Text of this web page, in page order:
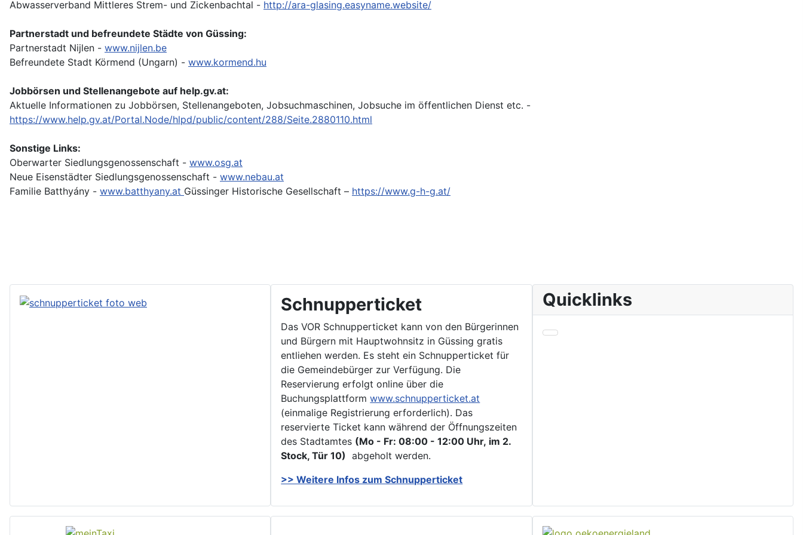
Abwasserverband Mittleres Strem- und Zickenbachtal - http://ara-glasing.easyname.website/
Partnerstadt und befreundete Städte von Güssing:
Partnerstadt Nijlen - www.nijlen.be
Befreundete Stadt Körmend (Ungarn) - www.kormend.hu
Jobbörsen und Stellenangebote auf help.gv.at:
Aktuelle Informationen zu Jobbörsen, Stellenangeboten, Jobsuchmaschinen, Jobsuche im öffentlichen Dienst etc. -
https://www.help.gv.at/Portal.Node/hlpd/public/content/288/Seite.2880110.html
Sonstige Links:
Oberwarter Siedlungsgenossenschaft - www.osg.at
Neue Eisenstädter Siedlungsgenossenschaft - www.nebau.at
Familie Batthyány - www.batthyany.at Güssinger Historische Gesellschaft – https://www.g-h-g.at/
Schnupperticket
Das VOR Schnupperticket kann von den Bürgerinnen
und Bürgern mit Hauptwohnsitz in Güssing gratis
entliehen werden. Es steht ein Schnupperticket für
die Gemeindebürger zur Verfügung. Die
Reservierung erfolgt online über die
Buchungsplattformwww.schnupperticket.at
(einmalige Registrierung erforderlich). Das
reservierte Ticket kann während der Öffnungszeiten
des Stadtamtes (Mo - Fr: 08:00 - 12:00 Uhr, im 2.
Stock, Tür 10) abgeholt werden.
>> Weitere Infos zum Schnupperticket
Quicklinks